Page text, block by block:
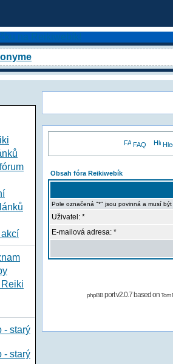
- starý
- starý
FAQ
Obsah fóra Reikiwebík
Pole označená "*" jsou povinná a musí být
Uživatel: *
E-mailová adresa: *
phpBBport v2.0.7 based onTom